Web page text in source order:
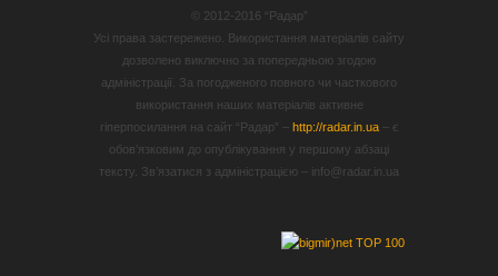
© 2012-2016 “Радар”
Усі права застережено. Використання матеріалів сайту
дозволено виключно за попередньою згодою
адміністрації. За погодженого повного чи часткового
використання наших матеріалів активне
гіперпосилання на сайт “Радар” – http://radar.in.ua– є
обов’язковим до опублікування у першому абзаці
тексту. Зв’язатися з адміністрацією – info@radar.in.ua